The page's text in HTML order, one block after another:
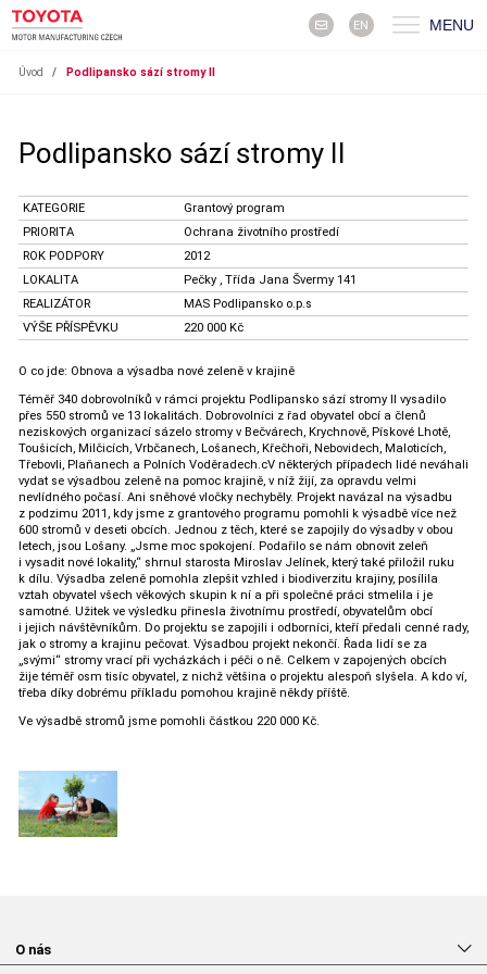
EN MENU
Úvod / Podlipansko sází stromy II
Podlipansko sází stromy II
KATEGORIE
Grantový program
PRIORITA
Ochrana životního prostředí
ROK PODPORY
2012
LOKALITA
Pečky , Třída Jana Švermy 141
REALIZÁTOR
MAS Podlipansko o.p.s
VÝŠE PŘÍSPĚVKU
220 000 Kč
O co jde: Obnova a výsadba nové zeleně v krajině
Téměř 340 dobrovolníků v rámci projektu Podlipansko sází stromy II vysadilo
přes 550 stromů ve 13 lokalitách. Dobrovolníci z řad obyvatel obcí a členů
neziskových organizací sázelo stromy v Bečvárech, Krychnově, Pískové Lhotě,
Toušicích, Milčicích, Vrbčanech, Lošanech, Křečhoři, Nebovidech, Maloticích,
Třebovli, Plaňanech a Polních Voděradech.cV některých případech lidé neváhali
vydat se výsadbou zeleně na pomoc krajině, v níž žijí, za opravdu velmi
nevlídného počasí. Ani sněhové vločky nechyběly. Projekt navázal na výsadbu
z podzimu 2011, kdy jsme z grantového programu pomohli k výsadbě více než
600 stromů v deseti obcích. Jednou z těch, které se zapojily do výsadby v obou
letech, jsou Lošany. „Jsme moc spokojení. Podařilo se nám obnovit zeleň
i vysadit nové lokality,“ shrnul starosta Miroslav Jelínek, který také přiložil ruku
k dílu. Výsadba zeleně pomohla zlepšit vzhled i biodiverzitu krajiny, posílila
vztah obyvatel všech věkových skupin k ní a při společné práci stmelila i je
samotné. Užitek ve výsledku přinesla životnímu prostředí, obyvatelům obcí
i jejich návštěvníkům. Do projektu se zapojili i odborníci, kteří předali cenné rady,
jak o stromy a krajinu pečovat. Výsadbou projekt nekončí. Řada lidí se za
„svými“ stromy vrací při vycházkách i péči o ně. Celkem v zapojených obcích
žije téměř osm tisíc obyvatel, z nichž většina o projektu alespoň slyšela. A kdo ví,
třeba díky dobrému příkladu pomohou krajině někdy příště.
Ve výsadbě stromů jsme pomohli částkou 220 000 Kč.
O nás